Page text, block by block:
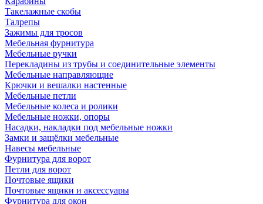
Такелажные скобы
Талрепы
Зажимы для тросов
Мебельная фурнитура
Мебельные ручки
Перекладины из трубы и соединительные элементы
Мебельные направляющие
Крючки и вешалки настенные
Мебельные петли
Мебельные колеса и ролики
Мебельные ножки, опоры
Насадки, накладки под мебельные ножки
Замки и защёлки мебельные
Навесы мебельные
Фурнитура для ворот
Петли для ворот
Почтовые ящики
Почтовые ящики и аксессуары
Фурнитура для окон